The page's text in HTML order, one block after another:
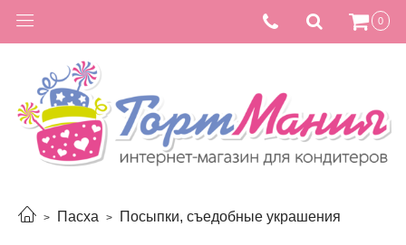
0
Пасха Посыпки, съедобные украшения